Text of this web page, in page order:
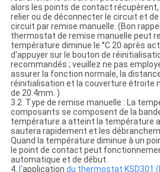
alors les points de contact
relier ou de déconnecter le circuit et
circuit par remise manuelle. (Bon
thermostat de remise manuelle peut
température diminue le °C 20 après
d'appuyer sur le bouton de
recommandés ; veuillez ne pas
assurer la fonction normale, la
réinitialisation et la couverture étroite
de 20.4mm. )
3.2. Type de remise manuelle : La
composants se composent de la
température a atteint la température
sautera rapidement et les
Quand la température diminue à un
le point de contact peut
automatique et de début.
4. l'application du thermostat KSD301